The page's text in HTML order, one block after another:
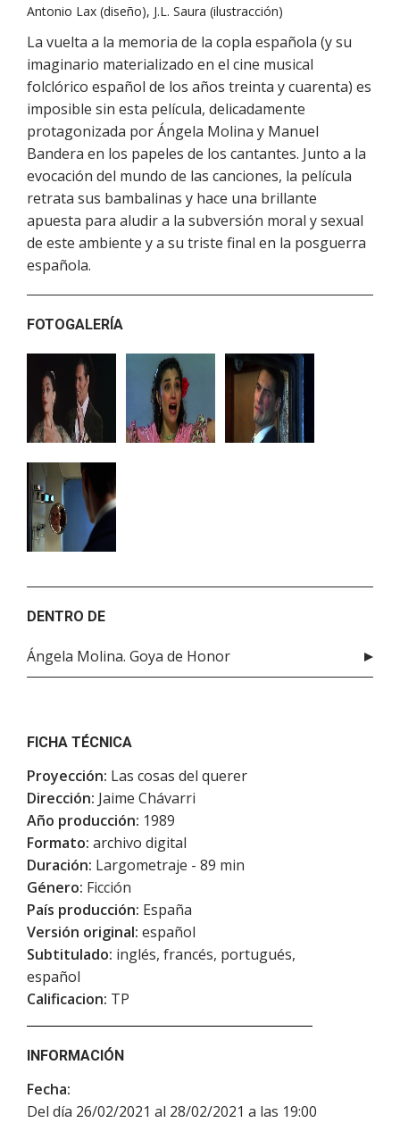
Antonio Lax (diseño), J.L. Saura (ilustracción)
La vuelta a la memoria de la copla española (y su
imaginario materializado en el cine musical
folclórico español de los años treinta y cuarenta) es
imposible sin esta película, delicadamente
protagonizada por Ángela Molina y Manuel
Bandera en los papeles de los cantantes. Junto a la
evocación del mundo de las canciones, la película
retrata sus bambalinas y hace una brillante
apuesta para aludir a la subversión moral y sexual
de este ambiente y a su triste final en la posguerra
española.
FOTOGALERÍA
DENTRO DE
Ángela Molina. Goya de Honor
FICHA TÉCNICA
Proyección: Las cosas del querer
Dirección: Jaime Chávarri
Año producción: 1989
Formato: archivo digital
Duración: Largometraje - 89 min
Género: Ficción
País producción: España
Versión original: español
Subtitulado: inglés, francés, portugués,
español
Calificacion: TP
INFORMACIÓN
Fecha:
Del día 26/02/2021 al 28/02/2021 a las 19:00